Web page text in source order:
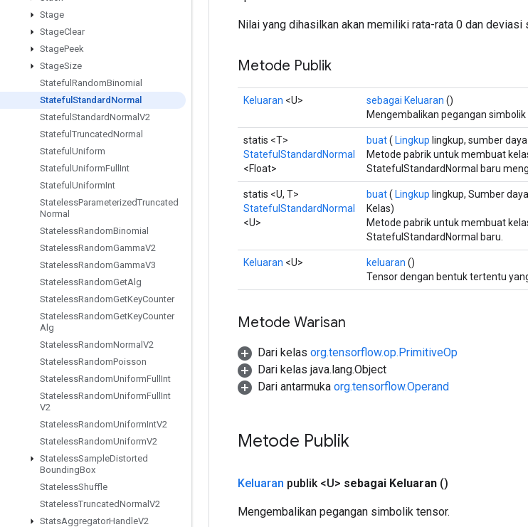
Stage
StageClear
StagePeek
StageSize
Stateful RandomBinomial
Stateful Standard Normal
Stateful StandardNormal V2
Stateful TruncatedNormal
Stateful Uniform
Stateful UniformFull Int
Stateful UniformInt
StatelessParameterizedTruncated
Normal
StatelessRandomBinomial
StatelessRandomGammaV2
StatelessRandomGammaV3
StatelessRandomGetAlg
StatelessRandomGetKeyCounter
StatelessRandomGetKeyCounter
Alg
StatelessRandomNormal V2
StatelessRandomPoisson
StatelessRandomUniformFull Int
StatelessRandomUniformFull Int
V2
StatelessRandomUniformIntV2
StatelessRandomUniformV2
StatelessSampleDistorted
BoundingBox
StatelessShuffle
StatelessTruncatedNormal V2
StatsAggregatorHandleV2
Nilai yang dihasilkan akan memiliki rata-rata 0 dan deviasi
Metode Publik
Keluaran <U> sebagai Keluaran ()
Mengembalikan pegangan simbolik
statis <T>
StatefulStandardNormal
<Float>
buat( Lingkup lingkup, sumber daya
Metode pabrik untuk membuat
StatefulStandardNormal baru
statis <U, T>
StatefulStandardNormal
<U>
buat( Lingkup lingkup, Sumber daya
Kelas)
Metode pabrik untuk membuat
StatefulStandardNormal baru.
Keluaran <U> keluaran ()
Tensor dengan bentuk tertentu
Metode Warisan
Dari kelas org.tensorflow.op.PrimitiveOp
Dari kelas java.lang.Object
Dari antarmuka org.tensorflow.Operand
Metode Publik
Keluaran publik <U> sebagai Keluaran ()
Mengembalikan pegangan simbolik tensor.